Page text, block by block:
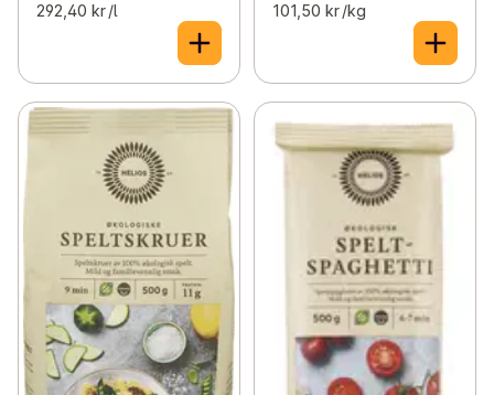
292,40 kr /l 101,50 kr /kg